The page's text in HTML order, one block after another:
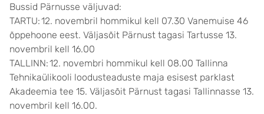
Bussid Pärnusse väljuvad:
TARTU: 12. novembril hommikul kell 07.30 Vanemuise 46
õppehoone eest. Väljasõit Pärnust tagasi Tartusse 13.
novembril kell 16.00
TALLINN: 12. novembri hommikul kell 08.00 Tallinna
Tehnikaülikooli loodusteaduste maja esisest parklast
Akadeemia tee 15. Väljasõit Pärnust tagasi Tallinnasse 13.
novembril kell 16.00.